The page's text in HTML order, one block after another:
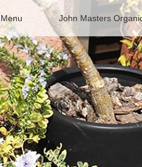
Menu John Masters